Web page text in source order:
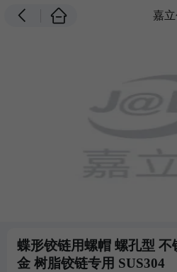
嘉
蝶形铰链用螺帽 螺孔型 不
金 树脂铰链专用 SUS304